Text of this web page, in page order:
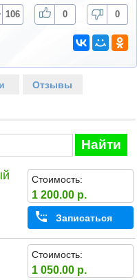
106 0 0
Отзывы
Найти
Стоимость:
1 200.00 р.
Записаться
Стоимость:
1 050.00 р.